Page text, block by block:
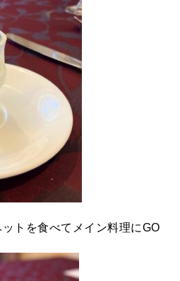
トを食べてメイン料理にGO